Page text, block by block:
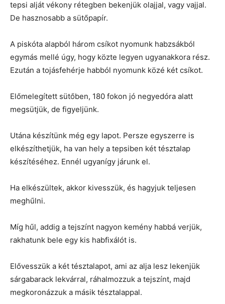
tepsi alját vékony rétegben bekenjük olajjal, vagy vajjal.
De hasznosabb a sütőpapír.
A piskóta alapból három csíkot nyomunk habzsákból
egymás mellé úgy, hogy közte legyen ugyanakkora rész.
Ezután a tojásfehérje habból nyomunk közé két csíkot.
Előmelegített sütőben, 180 fokon jó negyedóra alatt
megsütjük, de figyeljünk.
Utána készítünk még egy lapot. Persze egyszerre is
elkészíthetjük, ha van hely a tepsiben két tésztalap
készítéséhez. Ennél ugyanígy járunk el.
Ha elkészültek, akkor kivesszük, és hagyjuk teljesen
meghűlni.
Míg hűl, addig a tejszínt nagyon kemény habbá verjük,
rakhatunk bele egy kis habfixálót is.
Elővesszük a két tésztalapot, ami az alja lesz lekenjük
sárgabarack lekvárral, ráhalmozzuk a tejszínt, majd
megkoronázzuk a másik tésztalappal.